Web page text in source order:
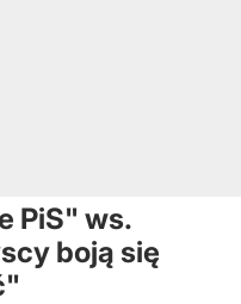
PiS" ws.
boją się